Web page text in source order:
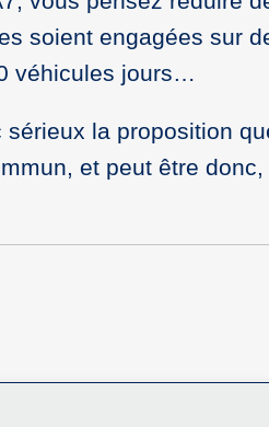
soient engagées sur
véhicules jours…
la proposition
et peut être